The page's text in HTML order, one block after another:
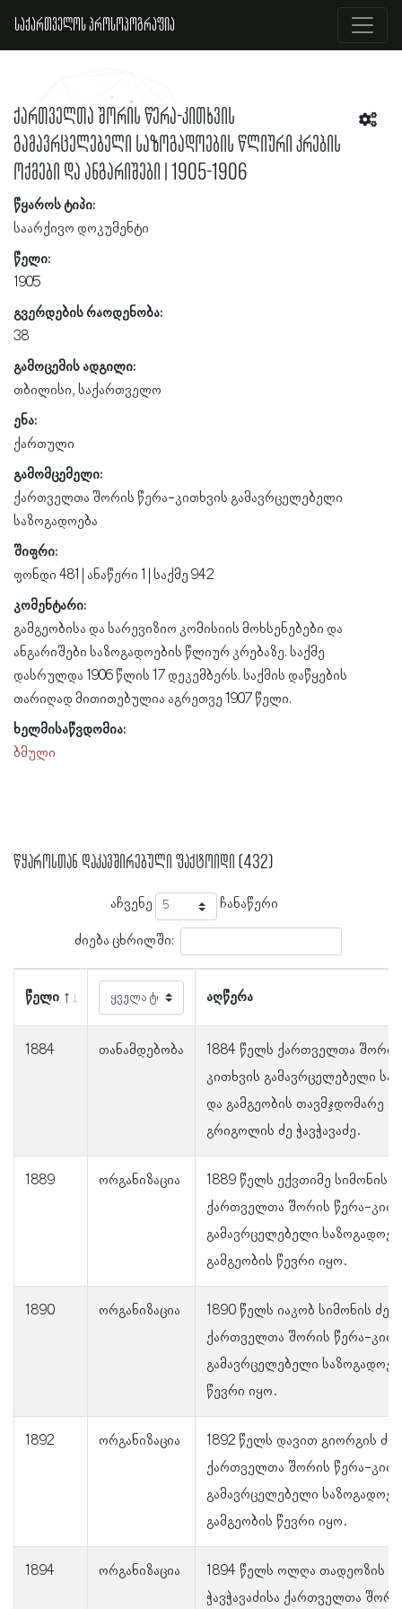
საქართველოს პროსოპოგრაფია
ქართველთა შორის წერა-კითხვის
გამავრცელებელი საზოგადოების წლიური კრების
ოქმები და ანგარიშები | 1905-1906
წყაროს ტიპი:
საარქივო დოკუმენტი
წელი:
1905
გვერდების რაოდენობა:
38
გამოცემის ადგილი:
თბილისი, საქართველო
ენა:
ქართული
გამომცემელი:
ქართველთა შორის წერა-კითხვის გამავრცელებელი
საზოგადოება
შიფრი:
ფონდი 481 | ანაწერი 1 | საქმე 942
კომენტარი:
გამგეობისა და სარევიზიო კომისიის მოხსენებები და
ანგარიშები საზოგადოების წლიურ კრებაზე. საქმე
დასრულდა 1906 წლის 17 დეკემბერს. საქმის დაწყების
თარიღად მითითებულია აგრეთვე 1907 წელი.
ხელმისაწვდომია:
ბმული
წყაროსთან დაკავშირებული ფაქტოიდი (432)
აჩვენე ჩანაწერი
ძიება ცხრილში:
წელი აღწერა
1884 თანამდებობა
1884 წელს ქართველთა
კითხვის გამავრცელებელი
და გამგეობის თავმჯდომარე
გრიგოლის ძე ჭავჭავაძე.
1889 ორგანიზაცია
1889 წელს ექვთიმე სიმონის
ქართველთა შორის წერა-
გამავრცელებელი
გამგეობის წევრი იყო.
1890 ორგანიზაცია
1890 წელს იაკობ სიმონის ძე
ქართველთა შორის წერა-
გამავრცელებელი
წევრი იყო.
1892 ორგანიზაცია
1892 წელს დავით გიორგის ძე
ქართველთა შორის წერა-
გამავრცელებელი
გამგეობის წევრი იყო.
1894 ორგანიზაცია
1894 წელს ოლღა თადეოზის
ჭავჭავაძისა ქართველთა